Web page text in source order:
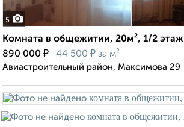
5
Комната в общежитии, 20м², 1/2 этаж
890 000 ₽ 44 500 ₽ за м²
Авиастроительный район, Максимова 29